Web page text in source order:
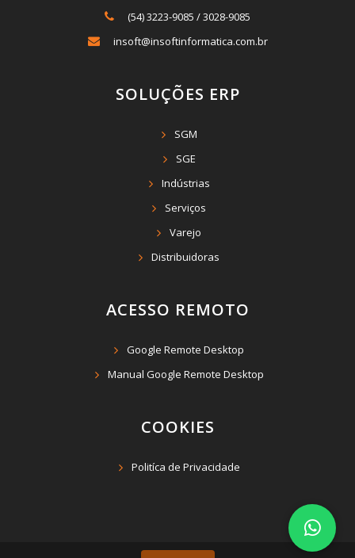
(54) 3223-9085 /3028-9085
insoft@insoftinformatica.com.br
SOLUÇÕES ERP
SGM
SGE
Indústrias
Serviços
Varejo
Distribuidoras
ACESSO REMOTO
Google Remote Desktop
Manual Google Remote Desktop
COOKIES
Politíca de Privacidade